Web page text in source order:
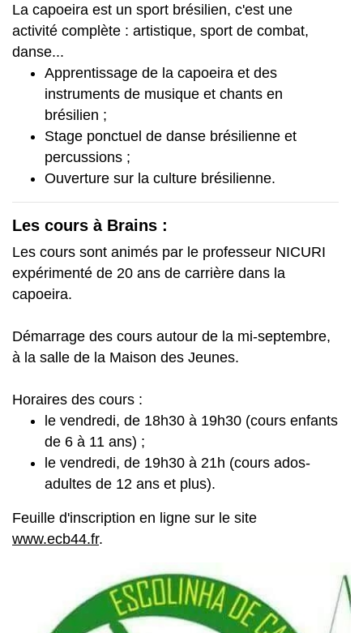
La capoeira est un sport brésilien, c'est une
activité complète : artistique, sport de combat,
danse...
Apprentissage de la capoeira et des
instruments de musique et chants en
brésilien ;
Stage ponctuel de danse brésilienne et
percussions ;
Ouverture sur la culture brésilienne.
Les cours à Brains :
Les cours sont animés par le professeur NICURI
expérimenté de 20 ans de carrière dans la
capoeira.
Démarrage des cours autour de la mi-septembre,
à la salle de la Maison des Jeunes.
Horaires des cours :
le vendredi, de 18h30 à 19h30 (cours enfants
de 6 à 11 ans) ;
le vendredi, de 19h30 à 21h (cours ados-
adultes de 12 ans et plus).
Feuille d'inscription en ligne sur le site
www.ecb44.fr.